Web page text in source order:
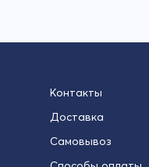
Контакты
Доставка
Самовывоз